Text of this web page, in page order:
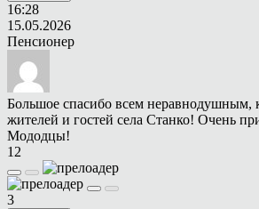
16:28
15.05.2026
Пенсионер
Большое спасибо всем неравнодушным,
жителей и гостей села Станко! Очень
Мододцы!
12
3